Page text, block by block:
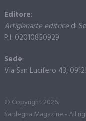
Editore:
Artigianarte editricedi
P.I. 02010850929
Sede:
Via San Lucifero 43,
© Copyright 2026.
Sardegna Magazine - All